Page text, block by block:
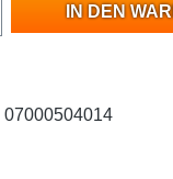
IN DEN
07000504014